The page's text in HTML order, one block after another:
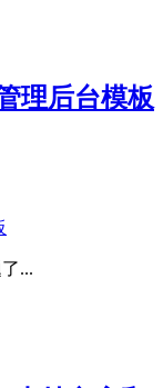
理后台模板
...